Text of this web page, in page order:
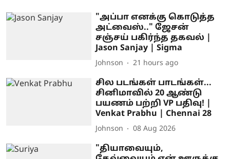
"அப்பா எனக்கு கொடுத்த
அட்வைஸ்.." ஜேசன்
சஞ்சய் பகிர்ந்த தகவல் |
Jason Sanjay | Sigma
Johnson 21 hours ago
சில படங்கள் பாடங்கள்...
சினிமாவில் 20 ஆண்டு
பயணம் பற்றி VP பதிவு! |
Venkat Prabhu | Chennai 28
Johnson 08 Aug 2026
"தியாவையும்,